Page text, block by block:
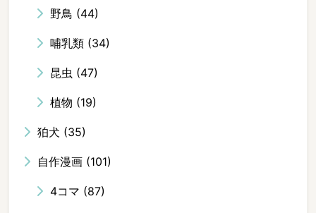
野鳥 (44)
哺乳類 (34)
昆虫 (47)
植物 (19)
狛犬 (35)
自作漫画 (101)
4コマ (87)